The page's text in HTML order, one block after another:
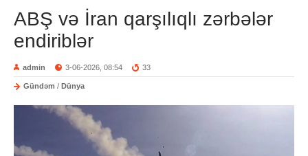
ABŞ və İran qarşılıqlı zərbələr
endiriblər
admin 3-06-2026, 08:54 33
Gündəm / Dünya